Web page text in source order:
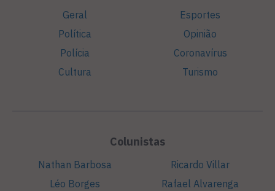
Geral
Política
Polícia
Cultura
Esportes
Opinião
Coronavírus
Turismo
Colunistas
Nathan Barbosa
Léo Borges
Ricardo Villar
Rafael Alvarenga